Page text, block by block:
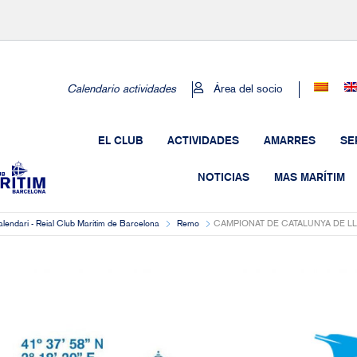
Calendario actividades Área del socio
EL CLUB ACTIVIDADES AMARRES
NOTICIAS MAS MARÍTIM
- Reial Club Marítim de Barcelona Remo CAMPIONAT DE CATALUNYA DE